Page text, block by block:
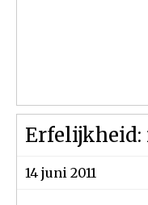
Erfelijkheid:
14 juni 2011